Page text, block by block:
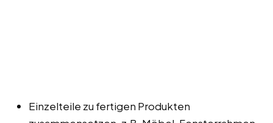
Einzelteile zu fertigen Produkten